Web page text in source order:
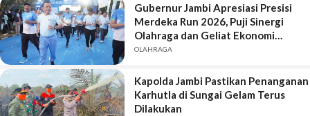
Gubernur Jambi Apresiasi Presisi
Merdeka Run 2026, Puji Sinergi
Olahraga dan Geliat Ekonomi
Daerah
OLAHRAGA
Kapolda Jambi Pastikan Penanganan
Karhutla di Sungai Gelam Terus
Dilakukan